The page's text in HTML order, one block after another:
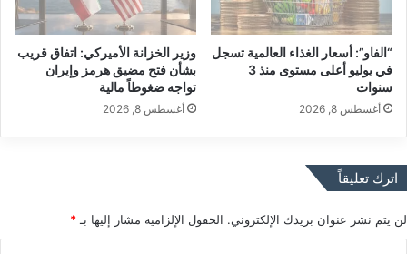
ا
ل
إ
ي
ث
ي
ن
و
ل
ب
ل
1
4
%
م
ن
س
ع
ا
“الفاو”: أسعار الغذاء العالمية تسجل
في يوليو أعلى مستوى منذ 3
سنوات
أغسطس 8, 2026
وزير الخزانة الأميركي: اتفاق قريب
بشأن فتح مضيق هرمز وإيران
تواجه ضغوطاً مالية
أغسطس 8, 2026
اترك تعليقاً
لن يتم نشر عنوان بريدك الإلكتروني. الحقول الإلزامية مشار إليها بـ*